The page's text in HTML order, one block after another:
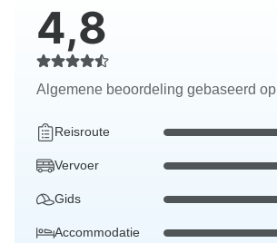
4,8
Algemene beoordeling gebaseerd op
Reisroute
Vervoer
Gids
Accommodatie